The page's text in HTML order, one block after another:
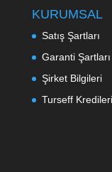
KURUMSAL
Satış Şartları
Garanti Şartları
Şirket Bilgileri
Turseff Kredileri